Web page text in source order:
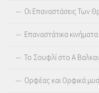
Οι Επαναστάσεις Των
Επαναστάτικα κινήματα
Το Σουφλί στο Α
Ορφέας και Ορφικά